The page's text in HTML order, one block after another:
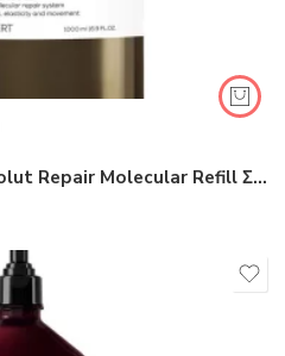
L’Oréal Professionnel Absolut Repair Molecular Refill Σαμπουάν Αναδόμησης/Θρέψης για Ταλαιπωρημένα Μαλλιά 1000ml